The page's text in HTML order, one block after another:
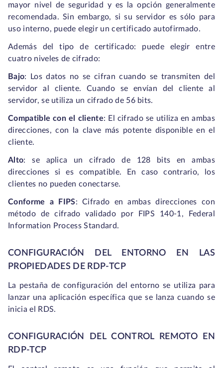
mayor nivel de seguridad y es la opción generalmente
recomendada. Sin embargo, si su servidor es sólo para
uso interno, puede elegir un certificado autofirmado.
Además del tipo de certificado: puede elegir entre
cuatro niveles de cifrado:
Bajo: Los datos no se cifran cuando se transmiten del
servidor al cliente. Cuando se envían del cliente al
servidor, se utiliza un cifrado de 56 bits.
Compatible con el cliente: El cifrado se utiliza en ambas
direcciones, con la clave más potente disponible en el
cliente.
Alto: se aplica un cifrado de 128 bits en ambas
direcciones si es compatible. En caso contrario, los
clientes no pueden conectarse.
Conforme a FIPS: Cifrado en ambas direcciones con
método de cifrado validado por FIPS 140-1, Federal
Information Process Standard.
CONFIGURACIÓN DEL ENTORNO EN LAS
PROPIEDADES DE RDP-TCP
La pestaña de configuración del entorno se utiliza para
lanzar una aplicación específica que se lanza cuando se
inicia el RDS.
CONFIGURACIÓN DEL CONTROL REMOTO EN
RDP-TCP